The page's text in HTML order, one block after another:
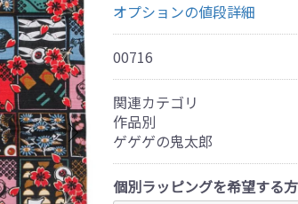
オプションの値段詳細
00716
関連カテゴリ
作品別
ゲゲゲの鬼太郎
個別ラッピングを希望する